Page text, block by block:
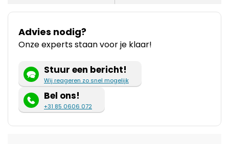
Advies nodig?
Onze experts staan voor je klaar!
Stuur een bericht!
Wij reageren zo snel mogelijk
Bel ons!
+31 85 0606 072